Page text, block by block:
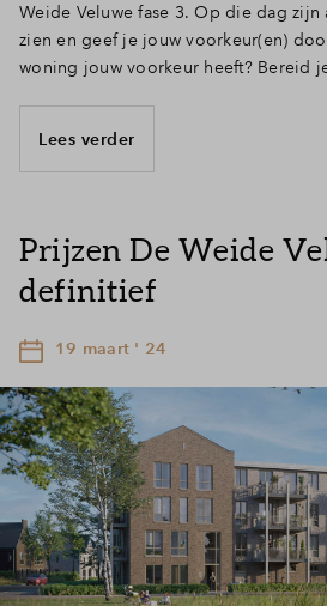
Weide Veluwe fase 3. Op die dag
zien en geef je jouw voorkeur(en)
woning jouw voorkeur heeft? Bereid
Lees verder
Prijzen De Weide
definitief
19 maart ' 24